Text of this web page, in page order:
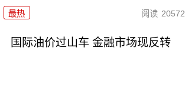
最热 阅读 20572
国际油价过山车 金融市场现反转